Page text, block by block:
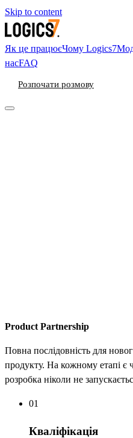
Skip to content
Як це працюєЧому Logics7
насFAQ
Розпочати розмову
Product Partnership
Повна послідовність для
продукту. На кожному етапі є
розробка ніколи не
01
Кваліфікація